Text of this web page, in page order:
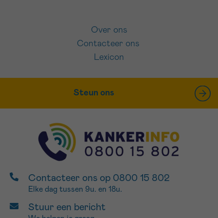
Over ons
Contacteer ons
Lexicon
Steun ons
Contacteer ons op 0800 15 802
Elke dag tussen 9u. en 18u.
Stuur een bericht